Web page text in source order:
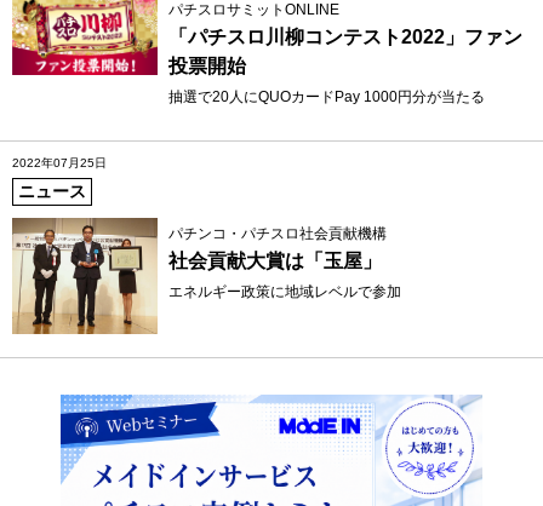
パチスロサミットONLINE
「パチスロ川柳コンテスト2022」ファン
投票開始
抽選で20人にQUOカードPay 1000円分が当たる
2022年07月25日
ニュース
パチンコ・パチスロ社会貢献機構
社会貢献大賞は「玉屋」
エネルギー政策に地域レベルで参加